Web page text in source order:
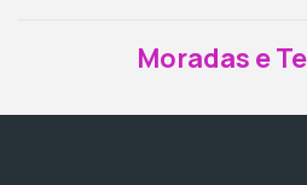
Moradas e